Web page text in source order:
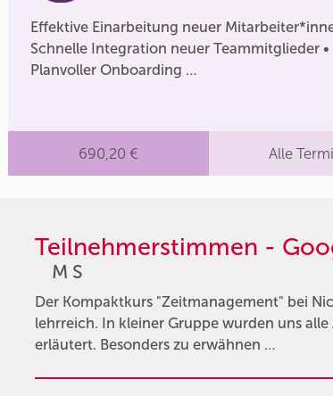
Effektive Einarbeitung neuer
Schnelle Integration neuer Teammitglieder •
Planvoller Onboarding …
690,20 € Alle
Teilnehmerstimmen -
M S
Der Kompaktkurs "Zeitmanagement" bei
lehrreich. In kleiner Gruppe wurden uns
erläutert. Besonders zu erwähnen …